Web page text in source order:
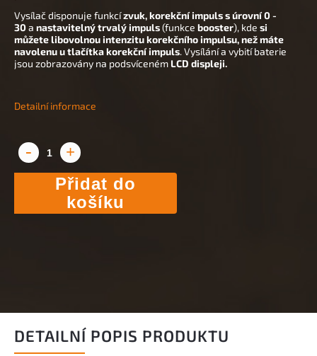
Přidat do
košíku
Vysílač disponuje funkcízvuk, korekční impuls s úrovní 0 -
30a nastavitelný trvalý impuls(funkce booster), kde si
můžete libovolnou intenzitu korekčního impulsu, než máte
navolenu u tlačítka korekční impuls. Vysílání a vybití baterie
jsou zobrazovány na podsvíceném LCD displeji.
Detailní informace
DETAILNÍ POPIS PRODUKTU